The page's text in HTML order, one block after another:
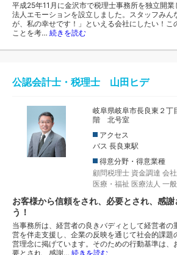
平成25年11月に金沢市で税理士事務所を独立開
法人エモーションを設立しました。スタッフみん
が、私の幸せです！」といえる会社にしたい！こ
ことを考… 続きを読む
公認会計士・税理士 山田ヒデ
岐阜県岐阜市長良東２丁
階 北号室
アクセス
バス 長良東駅
得意分野・得意業種
顧問税理士 資金調達 会
医療・福祉 医療法人 一
お客様から信頼をされ、必要とされ、感
う！
当事務所は、経営者の良きバディとして経営者の
営を伴走支援し、企業の反映を通じて社会的課題
営理念に掲げています。そのための行動基準は、
要とされ、感謝… 続きを読む